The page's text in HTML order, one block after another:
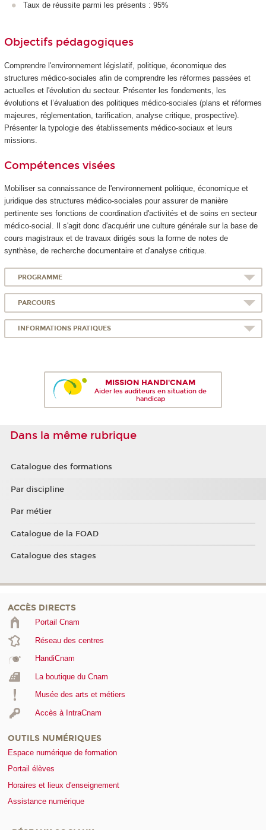
Taux de réussite parmi les présents : 95%
Objectifs pédagogiques
Comprendre l'environnement législatif, politique, économique des
structures médico-sociales afin de comprendre les réformes passées et
actuelles et l'évolution du secteur. Présenter les fondements, les
évolutions et l’évaluation des politiques médico-sociales (plans et réformes
majeures, réglementation, tarification, analyse critique, prospective).
Présenter la typologie des établissements médico-sociaux et leurs
missions.
Compétences visées
Mobiliser sa connaissance de l'environnement politique, économique et
juridique des structures médico-sociales pour assurer de manière
pertinente ses fonctions de coordination d'activités et de soins en secteur
médico-social. Il s'agit donc d'acquérir une culture générale sur la base de
cours magistraux et de travaux dirigés sous la forme de notes de
synthèse, de recherche documentaire et d'analyse critique.
PROGRAMME
PARCOURS
INFORMATIONS PRATIQUES
MISSION HANDI'CNAM
Aider les auditeurs en situation de
handicap
Dans la même rubrique
Catalogue des formations
Par discipline
Par métier
Catalogue de la FOAD
Catalogue des stages
ACCÈS DIRECTS
Portail Cnam
Réseau des centres
HandiCnam
La boutique du Cnam
Musée des arts et métiers
Accès à IntraCnam
OUTILS NUMÉRIQUES
Espace numérique de formation
Portail élèves
Horaires et lieux d'enseignement
Assistance numérique